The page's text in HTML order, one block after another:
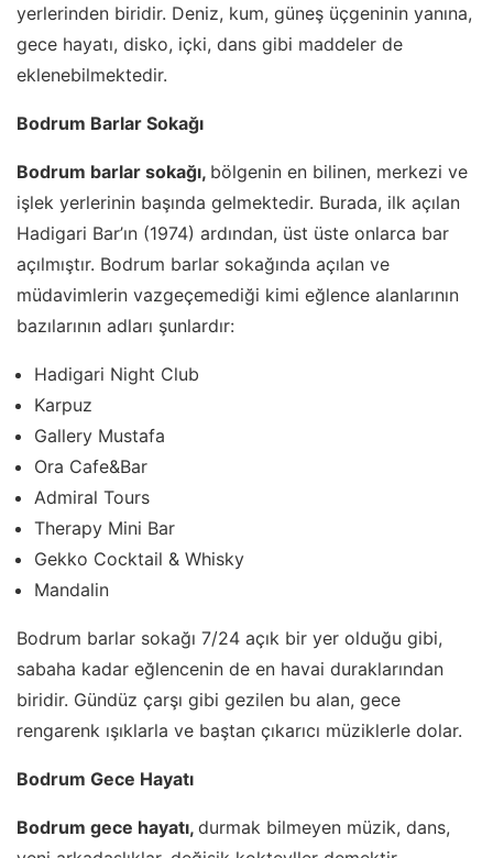
yerlerinden biridir. Deniz, kum, güneş üçgeninin yanına,
gece hayatı, disko, içki, dans gibi maddeler de
eklenebilmektedir.
Bodrum Barlar Sokağı
Bodrum barlar sokağı, bölgenin en bilinen, merkezi ve
işlek yerlerinin başında gelmektedir. Burada, ilk açılan
Hadigari Bar’ın (1974) ardından, üst üste onlarca bar
açılmıştır. Bodrum barlar sokağında açılan ve
müdavimlerin vazgeçemediği kimi eğlence alanlarının
bazılarının adları şunlardır:
Hadigari Night Club
Karpuz
Gallery Mustafa
Ora Cafe&Bar
Admiral Tours
Therapy Mini Bar
Gekko Cocktail & Whisky
Mandalin
Bodrum barlar sokağı 7/24 açık bir yer olduğu gibi,
sabaha kadar eğlencenin de en havai duraklarından
biridir. Gündüz çarşı gibi gezilen bu alan, gece
rengarenk ışıklarla ve baştan çıkarıcı müziklerle dolar.
Bodrum Gece Hayatı
Bodrum gece hayatı, durmak bilmeyen müzik, dans,